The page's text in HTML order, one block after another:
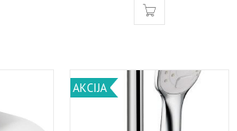
AKCIJA